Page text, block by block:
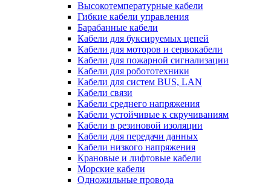
Высокотемпературные кабели
Гибкие кабели управления
Барабанные кабели
Кабели для буксируемых цепей
Кабели для моторов и сервокабели
Кабели для пожарной сигнализации
Кабели для робототехники
Кабели для систем BUS, LAN
Кабели связи
Кабели среднего напряжения
Кабели устойчивые к скручиваниям
Кабели в резиновой изоляции
Кабели для передачи данных
Кабели низкого напряжения
Крановые и лифтовые кабели
Морские кабели
Одножильные провода